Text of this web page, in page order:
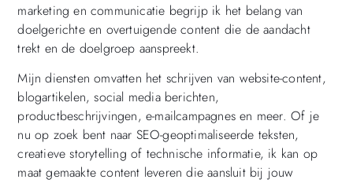
marketing en communicatie begrijp ik het belang van
doelgerichte en overtuigende content die de aandacht
trekt en de doelgroep aanspreekt.
Mijn diensten omvatten het schrijven van website-content,
blogartikelen, social media berichten,
productbeschrijvingen, e-mailcampagnes en meer. Of je
nu op zoek bent naar SEO-geoptimaliseerde teksten,
creatieve storytelling of technische informatie, ik kan op
maat gemaakte content leveren die aansluit bij jouw